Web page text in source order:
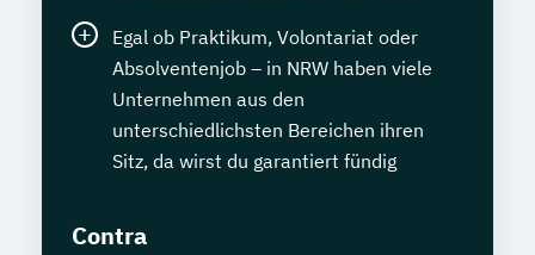
Egal ob Praktikum, Volontariat oder
Absolventenjob – in NRW haben viele
Unternehmen aus den
unterschiedlichsten Bereichen ihren
Sitz, da wirst du garantiert fündig
Contra